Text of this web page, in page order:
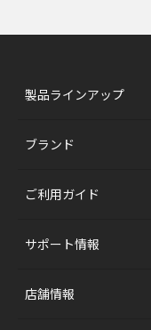
製品ラインアップ
ブランド
ご利用ガイド
サポート情報
店舗情報